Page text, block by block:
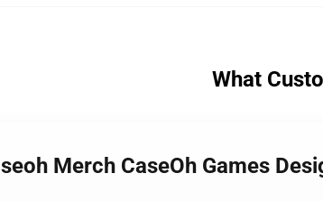
What
Merch CaseOh Games